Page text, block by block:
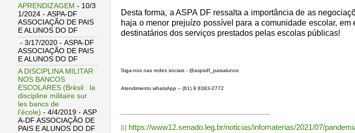
Desta forma, a ASPA DF ressalta a importância de as
haja o menor prejuízo possível para a comunidade escolar,
destinatários dos serviços prestados pelas escolas públicas!
Siga-nos nas redes sociais - @aspsdf_paisalunos
Atendimento whatsApp – (61) 9 8383-2772
[i] https://www12.senado.leg.br/noticias/infomaterias/2021/07/
APRENDIZAGEM - 10/3
1/2024 - ASPA-DF
ASSOCIAÇÃO DE PAIS
E ALUNOS DO DF
- 3/17/2020 - ASPA-DF
ASSOCIAÇÃO DE PAIS
E ALUNOS DO DF
A DISCIPLINA MILITAR
NOS BANCOS
ESCOLARES (Brésil : la
discipline militaire sur
les bancs de
l'école) - 4/4/2019 - ASP
A-DF ASSOCIAÇÃO DE
PAIS E ALUNOS DO DF